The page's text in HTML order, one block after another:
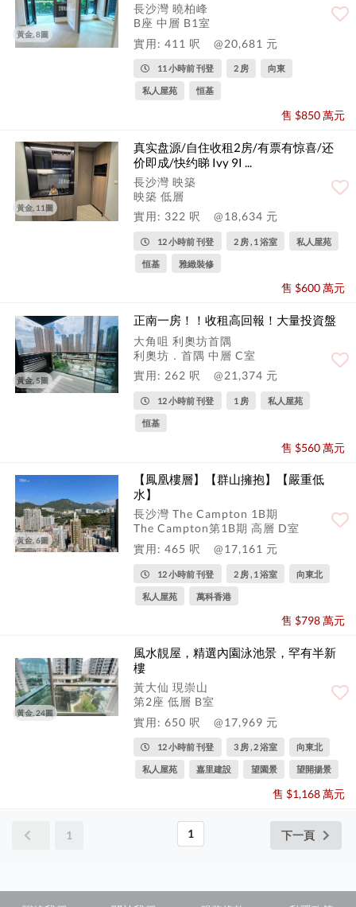
黃金, 8圖
長沙灣 曉柏峰
B座 中層 B1室
實用: 411 呎
@20,681 元
11 小時前 刊登 2 房 向東
私人屋苑 恒基
售 $850 萬元
黃金, 11圖
真实盘源/自住收租2房/有票有惊喜/还
价即成/快约睇 Ivy 9I ...
長沙灣 映築
映築 低層
實用: 322 呎
@18,634 元
12 小時前 刊登 2 房 , 1 浴室 私人屋苑
恒基 雅緻裝修
售 $600 萬元
黃金, 5圖
正南一房！！收租高回報！大量投資盤
大角咀 利奧坊首隅
利奧坊．首隅 中層 C室
實用: 262 呎
@21,374 元
12 小時前 刊登 1 房 私人屋苑
恒基
售 $560 萬元
黃金, 6圖
【鳳凰樓層】【群山擁抱】【嚴重低
水】
長沙灣 The Campton 1B期
The Campton第1B期 高層 D室
實用: 465 呎
@17,161 元
12 小時前 刊登 2 房 , 1 浴室 向東北
私人屋苑 萬科香港
售 $798 萬元
黃金, 24圖
風水靚屋，精選內園泳池景，罕有半新
樓
黃大仙 現崇山
第2座 低層 B室
實用: 650 呎
@17,969 元
12 小時前 刊登 3 房 , 2 浴室 向東北
私人屋苑 嘉里建設 望園景 望開揚景
售 $1,168 萬元
1 1 下一頁